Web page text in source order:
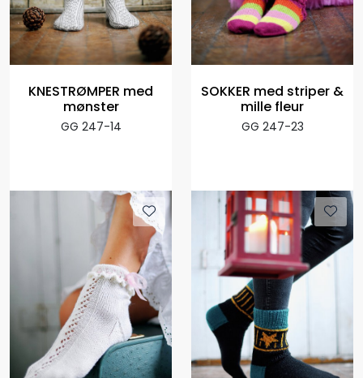
KNESTRØMPER med
mønster
GG 247-14
SOKKER med striper &
mille fleur
GG 247-23